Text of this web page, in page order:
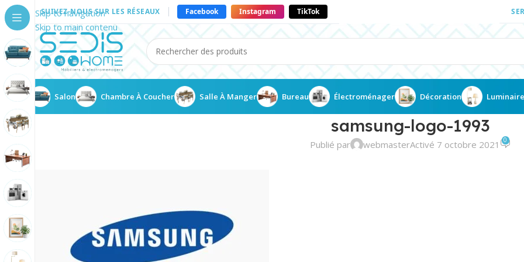
Skip to navigation
Skip to main contenu
SUIVEZ-NOUS SUR LES RÉSEAUX Facebook Instagram TikTok
Salon Chambre À Coucher Salle À Manger Bureau Électroménager Décoration Luminaire
samsung-logo-1993
Publié par webmasterActivé 7 octobre 2021 0